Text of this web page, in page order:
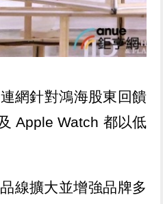
網針對鴻海股東回饋
Apple Watch 都以低
線擴大並增強品牌多